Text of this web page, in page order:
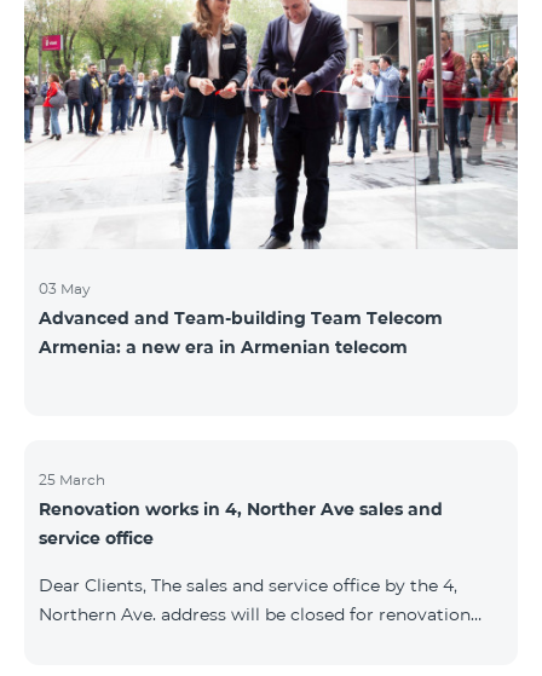
– 800 AMD/minute SMS – 500 AMD Internet – 8000
AMD/MB Country list: Angola, Bermuda, Burkina
Fasso, Cape Verde, Cuba, Chili, Dominican Republic,
Equatorial Guinea, Ethiopia, Gambia, Guinea,
Madagascar, Malawi, Maldives, Monaco, Mongolia,
Namibi
03 May
Advanced and Team-building Team Telecom
Armenia: a new era in Armenian telecom
25 March
Renovation works in 4, Norther Ave sales and
service office
Dear Clients, The sales and service office by the 4,
Northern Ave. address will be closed for renovation